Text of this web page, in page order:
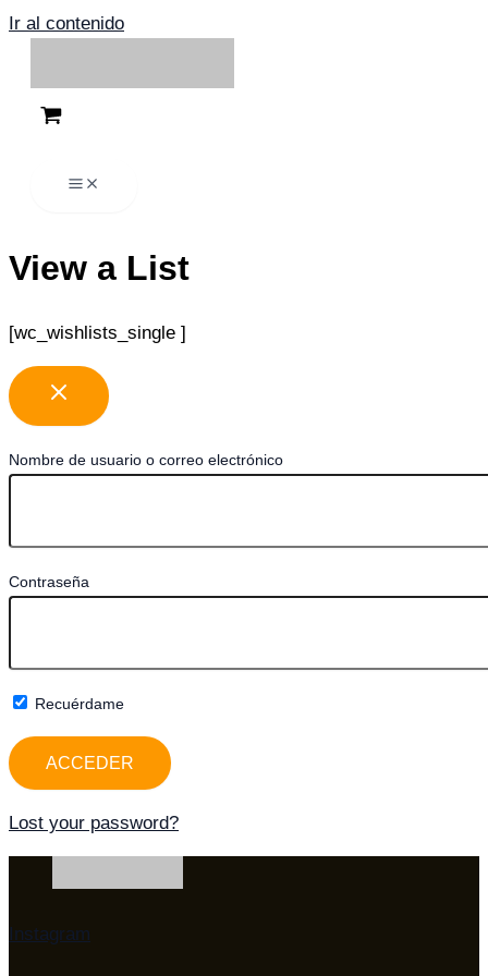
Ir al contenido
View a List
[wc_wishlists_single ]
Nombre de usuario o correo electrónico
Contraseña
Recuérdame
Lost your password?
Instagram